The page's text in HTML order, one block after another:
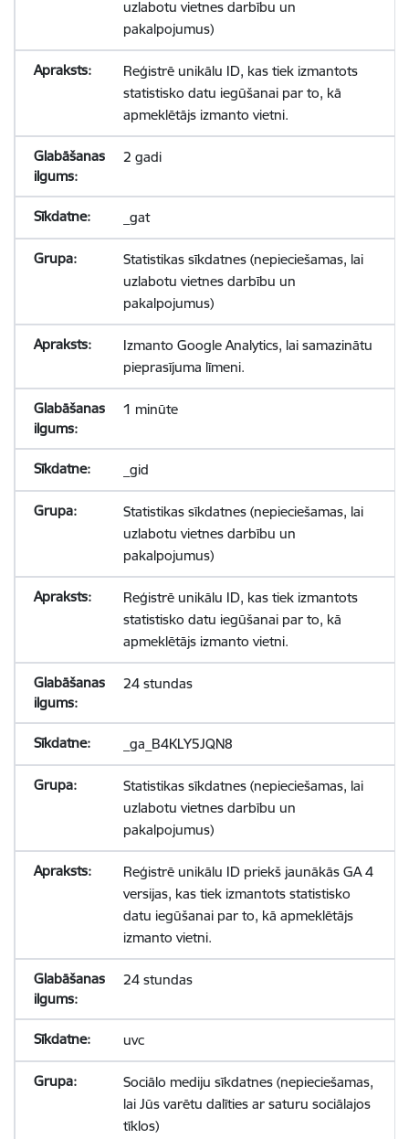
uzlabotu vietnes darbību un
pakalpojumus)
Reģistrē unikālu ID, kas tiek izmantots
statistisko datu iegūšanai par to, kā
apmeklētājs izmanto vietni.
2 gadi
_gat
Statistikas sīkdatnes (nepieciešamas, lai
uzlabotu vietnes darbību un
pakalpojumus)
Izmanto Google Analytics, lai samazinātu
pieprasījuma līmeni.
1 minūte
_gid
Statistikas sīkdatnes (nepieciešamas, lai
uzlabotu vietnes darbību un
pakalpojumus)
Reģistrē unikālu ID, kas tiek izmantots
statistisko datu iegūšanai par to, kā
apmeklētājs izmanto vietni.
24 stundas
_ga_B4KLY5JQN8
Statistikas sīkdatnes (nepieciešamas, lai
uzlabotu vietnes darbību un
pakalpojumus)
Reģistrē unikālu ID priekš jaunākās GA 4
versijas, kas tiek izmantots statistisko
datu iegūšanai par to, kā apmeklētājs
izmanto vietni.
24 stundas
uvc
Sociālo mediju sīkdatnes (nepieciešamas,
lai Jūs varētu dalīties ar saturu sociālajos
tīklos)